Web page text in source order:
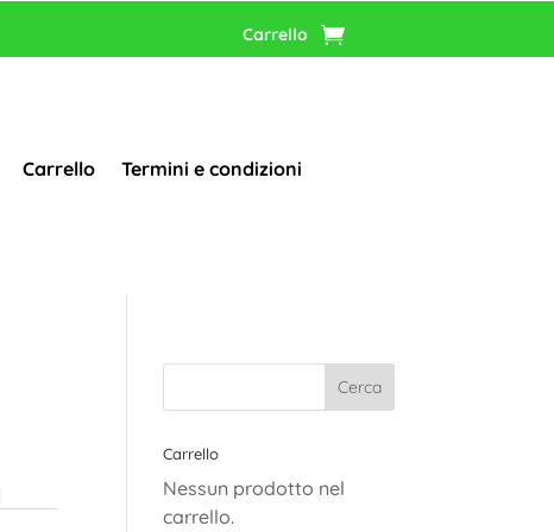
Carrello
Carrello Termini e condizioni
Carrello
Nessun prodotto nel
carrello.